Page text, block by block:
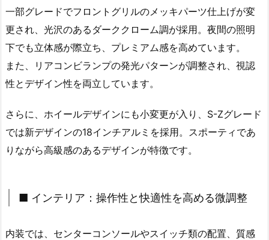
一部グレードでフロントグリルのメッキパーツ仕上げが変
更され、光沢のあるダーククローム調が採用。夜間の照明
下でも立体感が際立ち、プレミアム感を高めています。
また、リアコンビランプの発光パターンが調整され、視認
性とデザイン性を両立しています。
さらに、ホイールデザインにも小変更が入り、S-Zグレード
では新デザインの18インチアルミを採用。スポーティであ
りながら高級感のあるデザインが特徴です。
■ インテリア：操作性と快適性を高める微調整
内装では、センターコンソールやスイッチ類の配置、質感